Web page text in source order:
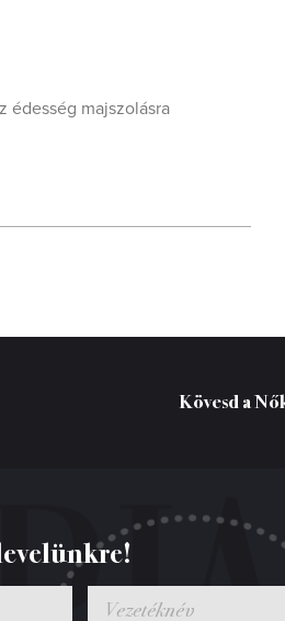
édesség majszolásra
Kövesd a